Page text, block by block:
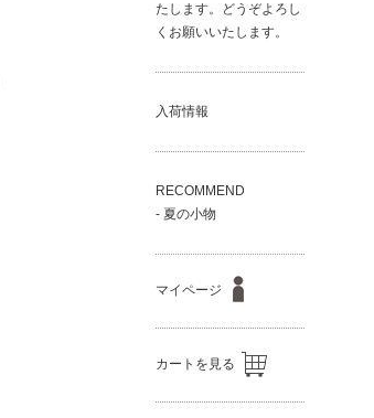
たします。どうぞよろし
くお願いいたします。
入荷情報
RECOMMEND
- 夏の小物
マイページ
カートを見る